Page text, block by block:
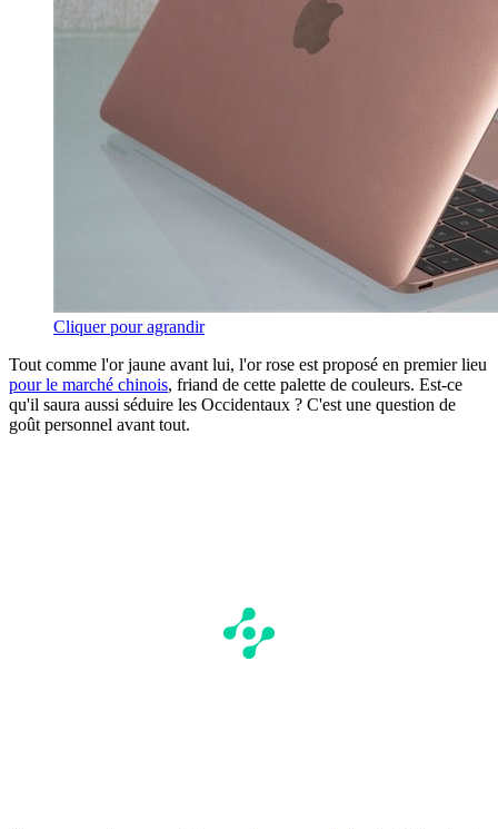
Cliquer pour agrandir
Tout comme l'or jaune avant lui, l'or rose est proposé en premier lieu
pour le marché chinois, friand de cette palette de couleurs. Est-ce
qu'il saura aussi séduire les Occidentaux ? C'est une question de
goût personnel avant tout.